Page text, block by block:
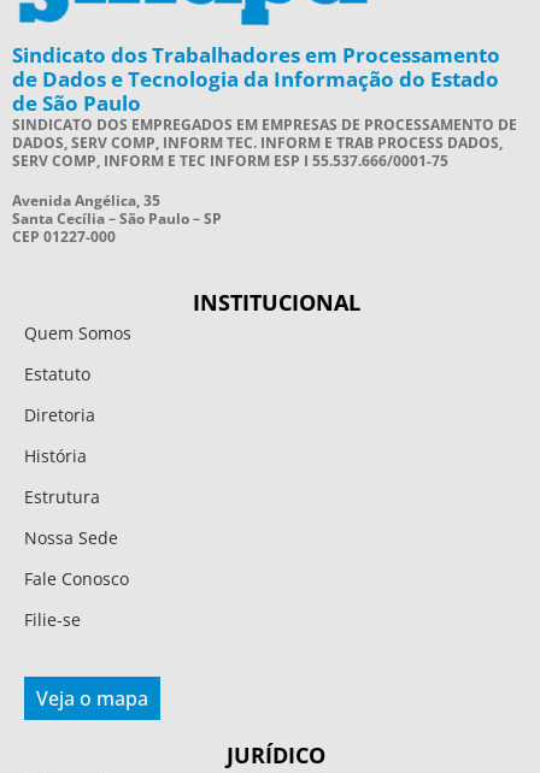
Sindicato dos Trabalhadores em Processamento
de Dados e Tecnologia da Informação do Estado
de São Paulo
SINDICATO DOS EMPREGADOS EM EMPRESAS DE PROCESSAMENTO DE
DADOS, SERV COMP, INFORM TEC. INFORM E TRAB PROCESS DADOS,
SERV COMP, INFORM E TEC INFORM ESP I 55.537.666/0001-75
Avenida Angélica, 35
Santa Cecília – São Paulo – SP
CEP 01227-000
INSTITUCIONAL
Quem Somos
Estatuto
Diretoria
História
Estrutura
Nossa Sede
Fale Conosco
Filie-se
Veja o mapa
JURÍDICO